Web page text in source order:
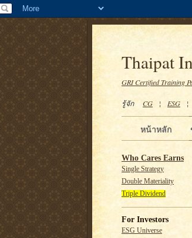
Thaipat
GRI Certified Training
รู้จัก CG ¦ ESG ¦
หน้าหลัก
Who Cares Earns
Single Strategy
Double Materiality
Triple Dividend
For Investors
ESG Universe